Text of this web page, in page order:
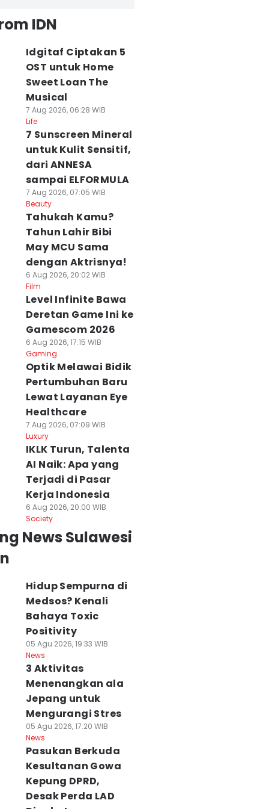
IDN
Idgitaf Ciptakan 5
OST untuk Home
Sweet Loan The
Musical
7 Aug 2026, 06:28 WIB
Life
7 Sunscreen Mineral
untuk Kulit Sensitif,
dari ANNESA
sampai ELFORMULA
7 Aug 2026, 07:05 WIB
Beauty
Tahukah Kamu?
Tahun Lahir Bibi
May MCU Sama
dengan Aktrisnya!
6 Aug 2026, 20:02 WIB
Film
Level Infinite Bawa
Deretan Game Ini ke
Gamescom 2026
6 Aug 2026, 17:15 WIB
Gaming
Optik Melawai Bidik
Pertumbuhan Baru
Lewat Layanan Eye
Healthcare
7 Aug 2026, 07:09 WIB
Luxury
IKLK Turun, Talenta
AI Naik: Apa yang
Terjadi di Pasar
Kerja Indonesia
6 Aug 2026, 20:00 WIB
Society
News Sulawesi
Hidup Sempurna di
Medsos? Kenali
Bahaya Toxic
Positivity
05 Agu 2026, 19:33 WIB
News
3 Aktivitas
Menenangkan ala
Jepang untuk
Mengurangi Stres
05 Agu 2026, 17:20 WIB
News
Pasukan Berkuda
Kesultanan Gowa
Kepung DPRD,
Desak Perda LAD